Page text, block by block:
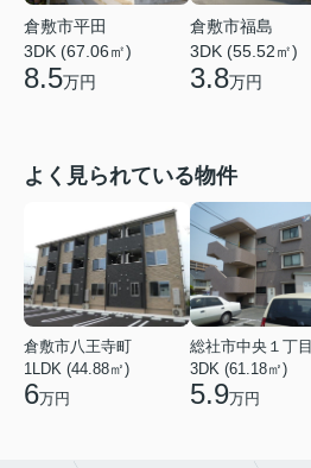
倉敷市平田
3DK (67.06㎡)
8.5万円
倉敷市福島
3DK (55.52㎡)
3.8万円
よく見られている物件
倉敷市八王寺町
1LDK (44.88㎡)
6万円
総社市中央１丁目
3DK (61.18㎡)
5.9万円